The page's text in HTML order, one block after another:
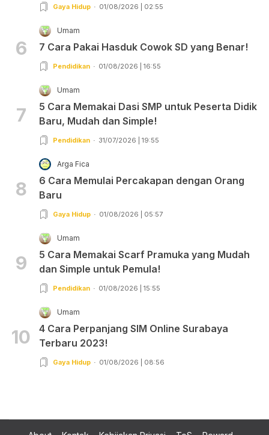
Gaya Hidup 01/08/2026 | 02:55
6
Umam
7 Cara Pakai Hasduk Cowok SD yang Benar!
Pendidikan 01/08/2026 | 16:55
7
Umam
5 Cara Memakai Dasi SMP untuk Peserta Didik
Baru, Mudah dan Simple!
Pendidikan 31/07/2026 | 19:55
8
Arga Fica
6 Cara Memulai Percakapan dengan Orang
Baru
Gaya Hidup 01/08/2026 | 05:57
9
Umam
5 Cara Memakai Scarf Pramuka yang Mudah
dan Simple untuk Pemula!
Pendidikan 01/08/2026 | 15:55
10
Umam
4 Cara Perpanjang SIM Online Surabaya
Terbaru 2023!
Gaya Hidup 01/08/2026 | 08:56